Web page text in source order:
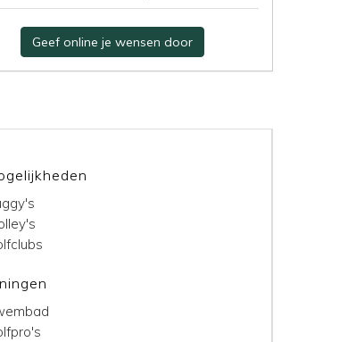
Geef online je wensen door